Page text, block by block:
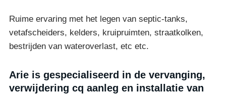
Ruime ervaring met het legen van septic-tanks,
vetafscheiders, kelders, kruipruimten, straatkolken,
bestrijden van wateroverlast, etc etc.
Arie is gespecialiseerd in de vervanging,
verwijdering cq aanleg en installatie van